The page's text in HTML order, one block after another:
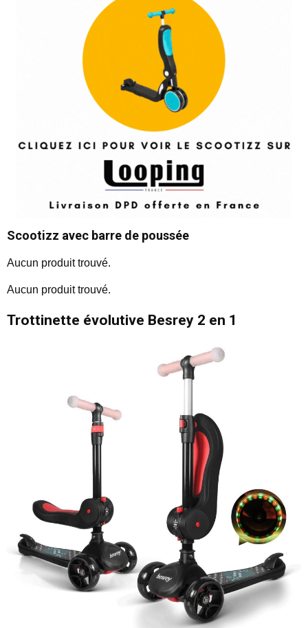
Scootizz avec barre de poussée
Aucun produit trouvé.
Aucun produit trouvé.
Trottinette évolutive Besrey 2 en 1